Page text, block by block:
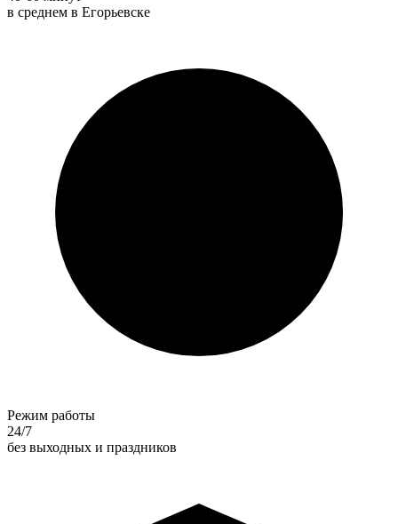
в среднем в Егорьевске
Режим работы
24/7
без выходных и праздников